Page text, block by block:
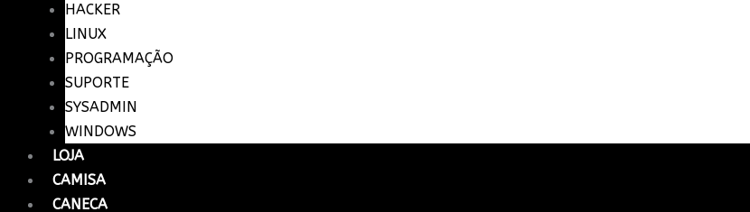
HACKER
LINUX
PROGRAMAÇÃO
SUPORTE
SYSADMIN
WINDOWS
LOJA
CAMISA
CANECA